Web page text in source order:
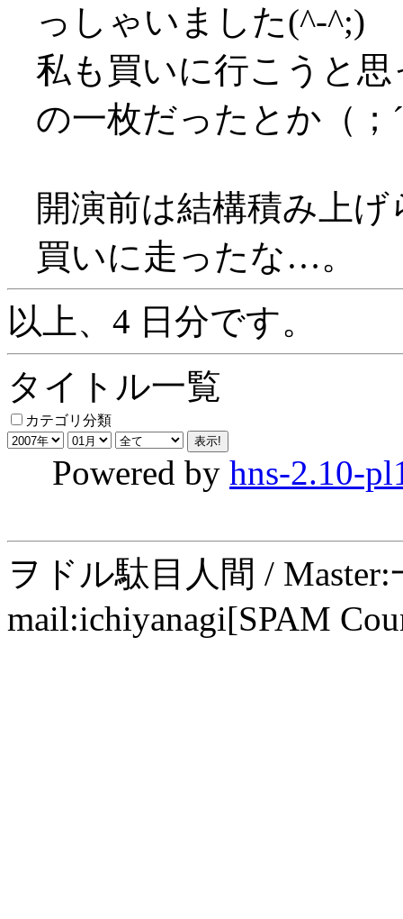
っしゃいました(^-^;)
私も買いに行こうと
の一枚だったとか（；
開演前は結構積み上
買いに走ったな…。
以上、4 日分です。
タイトル一覧
カテゴリ分類
Powered by hns-2.10-
ヲドル駄目人間 /
mail:ichiyanagi[SPAM